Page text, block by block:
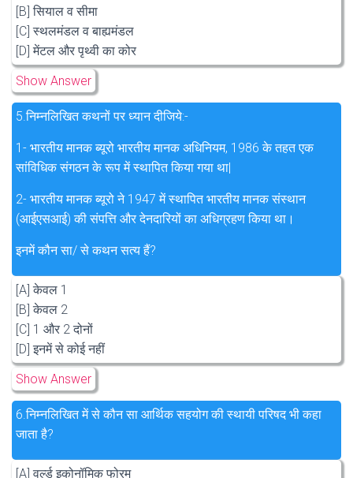
[B] सियाल व सीमा
[C] स्थलमंडल व बाह्यमंडल
[D] मेंटल और पृथ्वी का कोर
Show Answer
5.निम्नलिखित कथनों पर ध्यान दीजिये:-
1- भारतीय मानक ब्यूरो भारतीय मानक अधिनियम, 1986 के तहत एक
सांविधिक संगठन के रूप में स्थापित किया गया था|
2- भारतीय मानक ब्यूरो ने 1947 में स्थापित भारतीय मानक संस्थान
(आईएसआई) की संपत्ति और देनदारियों का अधिग्रहण किया था।
इनमें कौन सा/ से कथन सत्य हैं?
[A] केवल 1
[B] केवल 2
[C] 1 और 2 दोनों
[D] इनमें से कोई नहीं
Show Answer
6.निम्नलिखित में से कौन सा आर्थिक सहयोग की स्थायी परिषद भी कहा
जाता है?
[A] वर्ल्ड इकोनॉमिक फोरम